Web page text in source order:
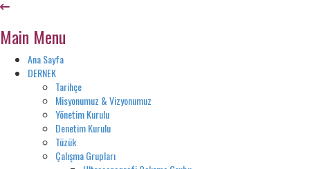
Main Menu
Ana Sayfa
DERNEK
Tarihçe
Misyonumuz & Vizyonumuz
Yönetim Kurulu
Denetim Kurulu
Tüzük
Çalışma Grupları